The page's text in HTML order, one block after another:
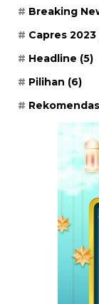
Breaking
Capres 2023
Headline (5)
Pilihan (6)